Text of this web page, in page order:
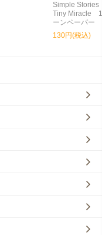
Simple
Tiny Miracle
ーンペーパー
130円(税込)